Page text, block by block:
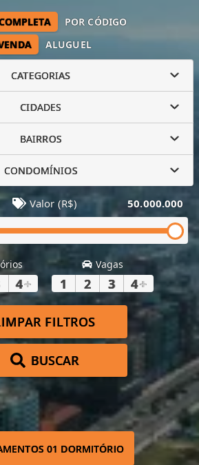
ALUGUEL
POR CÓDIGO
CATEGORIAS
CIDADES
BAIRROS
CONDOMÍNIOS
Valor (R$) 50.000.000
4+
Vagas
1 2 3 4+
FILTROS
BUSCAR
01 DORMITÓRIO